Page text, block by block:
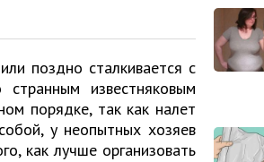
поздно сталкивается с
известняковым
порядке, так как налет
у неопытных хозяев
как лучше организовать